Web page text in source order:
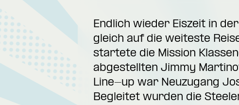
Endlich wieder Eiszeit in
gleich auf die weiteste
startete die Mission
abgestellten Jimmy
Line-up war Neuzugang
Begleitet wurden die